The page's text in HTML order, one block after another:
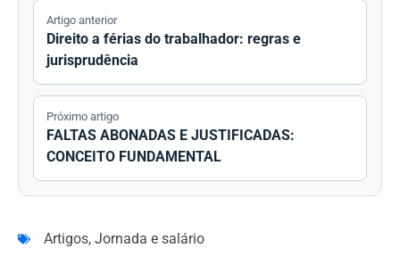
Artigo anterior
Direito a férias do trabalhador: regras e
jurisprudência
Próximo artigo
FALTAS ABONADAS E JUSTIFICADAS:
CONCEITO FUNDAMENTAL
Artigos, Jornada e salário